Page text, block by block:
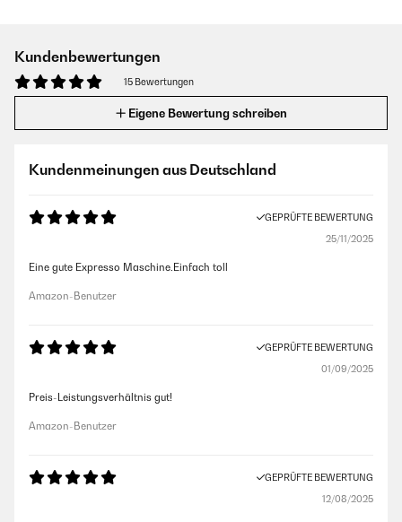
Kundenbewertungen
15 Bewertungen
Eigene Bewertung schreiben
Kundenmeinungen aus Deutschland
GEPRÜFTE BEWERTUNG
25/11/2025
Eine gute Expresso Maschine.Einfach toll
Amazon-Benutzer
GEPRÜFTE BEWERTUNG
01/09/2025
Preis-Leistungsverhältnis gut!
Amazon-Benutzer
GEPRÜFTE BEWERTUNG
12/08/2025